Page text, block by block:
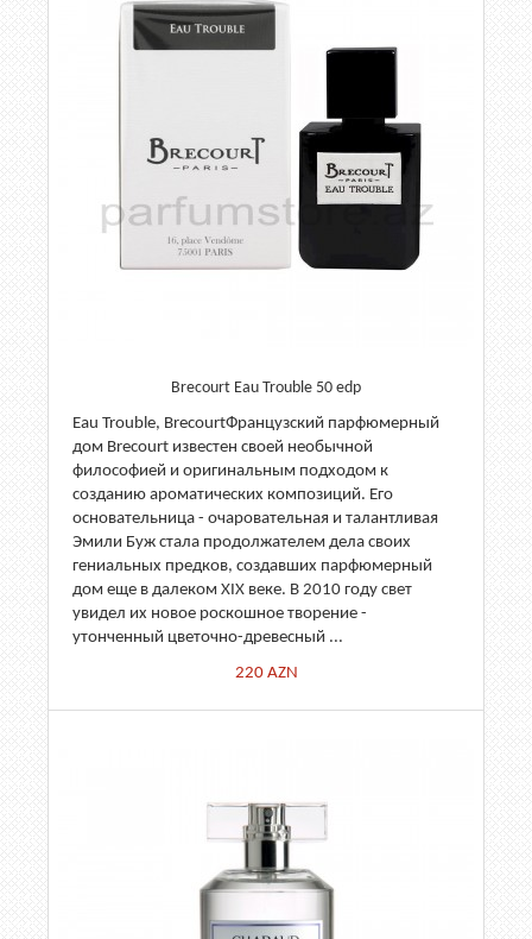
Brecourt Eau Trouble 50 edp
Eau Trouble, BrecourtФранцузский парфюмерный
дом Brecourt известен своей необычной
философией и оригинальным подходом к
созданию ароматических композиций. Его
основательница - очаровательная и талантливая
Эмили Буж стала продолжателем дела своих
гениальных предков, создавших парфюмерный
дом еще в далеком XIX веке. В 2010 году свет
увидел их новое роскошное творение -
утонченный цветочно-древесный ...
220AZN